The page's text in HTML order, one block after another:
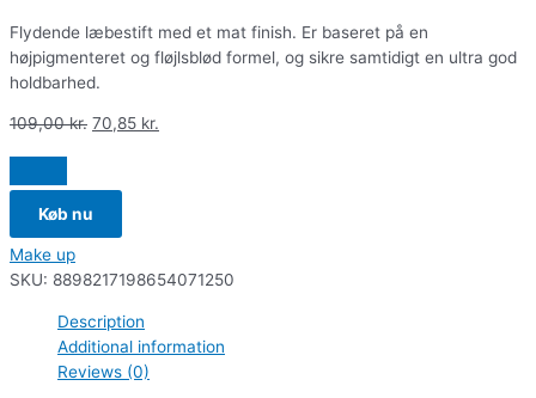
Flydende læbestift med et mat finish. Er baseret på en
højpigmenteret og fløjlsblød formel, og sikre samtidigt en ultra god
holdbarhed.
109,00kr. 70,85 kr.
Køb nu
Make up
SKU: 8898217198654071250
Description
Additional information
Reviews (0)